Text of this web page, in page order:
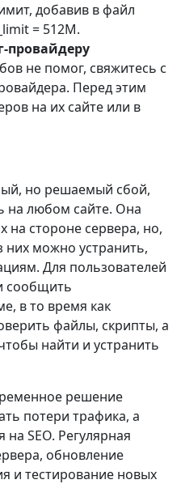
добавив в файл
= 512M.
провайдеру
не помог, свяжитесь с
Перед этим
на их сайте или в
но решаемый сбой,
на любом сайте. Она
на стороне сервера, но,
них можно устранить,
Для пользователей
сообщить
в то время как
файлы, скрипты, а
найти и устранить
решение
потери трафика, а
SEO. Регулярная
обновление
и тестирование новых